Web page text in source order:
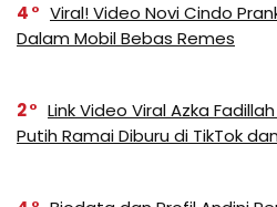
4
Viral! Video Novi Cindo
Dalam Mobil Bebas Remes
2
Link Video Viral Azka
Putih Ramai Diburu di TikTok